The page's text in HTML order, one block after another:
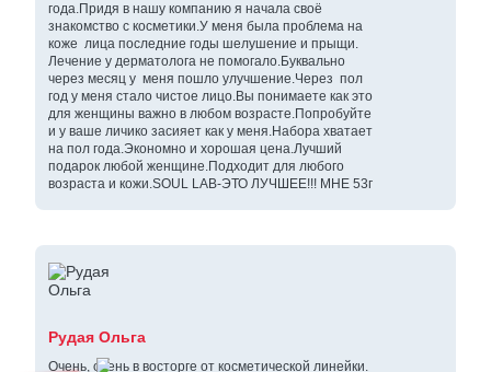
года.Придя в нашу компанию я начала своё
знакомство с косметики.У меня была проблема на
коже лица последние годы шелушение и прыщи.
Лечение у дерматолога не помогало.Буквально
через месяц у меня пошло улучшение.Через пол
год у меня стало чистое лицо.Вы понимаете как это
для женщины важно в любом возрасте.Попробуйте
и у ваше личико засияет как у меня.Набора хватает
на пол года.Экономно и хорошая цена.Лучший
подарок любой женщине.Подходит для любого
возраста и кожи.SOUL LAB-ЭТО ЛУЧШЕЕ!!! МНЕ 53г
Рудая Ольга
Очень, очень в восторге от косметической линейки.